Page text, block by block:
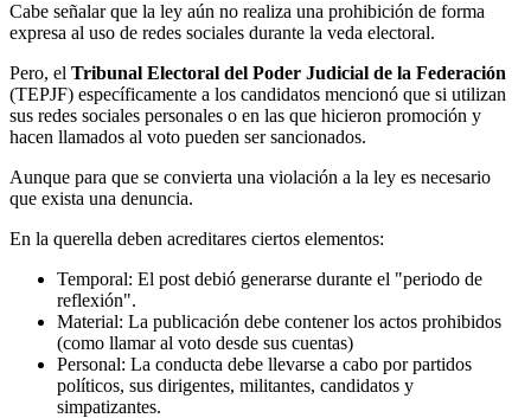
Cabe señalar que la ley aún no realiza una prohibición de forma
expresa al uso de redes sociales durante la veda electoral.
Pero, el Tribunal Electoral del Poder Judicial de la Federación
(TEPJF) específicamente a los candidatos mencionó que si utilizan
sus redes sociales personales o en las que hicieron promoción y
hacen llamados al voto pueden ser sancionados.
Aunque para que se convierta una violación a la ley es necesario
que exista una denuncia.
En la querella deben acreditares ciertos elementos:
Temporal: El post debió generarse durante el "periodo de
reflexión".
Material: La publicación debe contener los actos prohibidos
(como llamar al voto desde sus cuentas)
Personal: La conducta debe llevarse a cabo por partidos
políticos, sus dirigentes, militantes, candidatos y
simpatizantes.